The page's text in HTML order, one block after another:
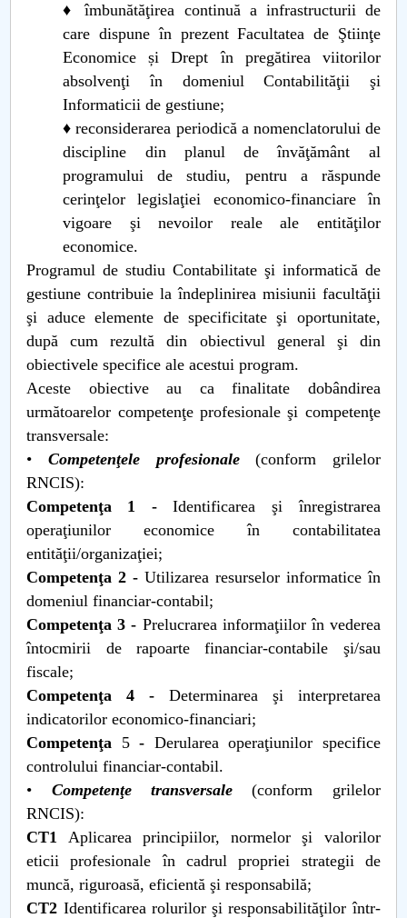
♦ îmbunătăţirea continuă a infrastructurii de
care dispune în prezent Facultatea de Ştiinţe
Economice și Drept în pregătirea viitorilor
absolvenţi în domeniul Contabilităţii şi
Informaticii de gestiune;
♦ reconsiderarea periodică a nomenclatorului de
discipline din planul de învăţământ al
programului de studiu, pentru a răspunde
cerinţelor legislaţiei economico-financiare în
vigoare şi nevoilor reale ale entităţilor
economice.
Programul de studiu Contabilitate şi informatică de
gestiune contribuie la îndeplinirea misiunii facultăţii
şi aduce elemente de specificitate şi oportunitate,
după cum rezultă din obiectivul general şi din
obiectivele specifice ale acestui program.
Aceste obiective au ca finalitate dobândirea
următoarelor competenţe profesionale şi competenţe
transversale:
• Competenţele profesionale(conform grilelor
RNCIS):
Competenţa
1 -Identificarea şi înregistrarea
operaţiunilor economice în contabilitatea
entităţii/organizaţiei;
Competenţa2 - Utilizarea resurselor informatice în
domeniul financiar-contabil;
Competenţa3 - Prelucrarea informaţiilor în vederea
întocmirii de rapoarte financiar-contabile şi/sau
fiscale;
Competenţa4 - Determinarea şi interpretarea
indicatorilor economico-financiari;
Competenţa 5- Derularea operaţiunilor specifice
controlului financiar-contabil.
• Competenţe transversale (conform grilelor
RNCIS):
CT1 Aplicarea principiilor, normelor şi valorilor
eticii profesionale în cadrul propriei strategii de
muncă, riguroasă, eficientă şi responsabilă;
CT2 Identificarea rolurilor şi responsabilităţilor într-